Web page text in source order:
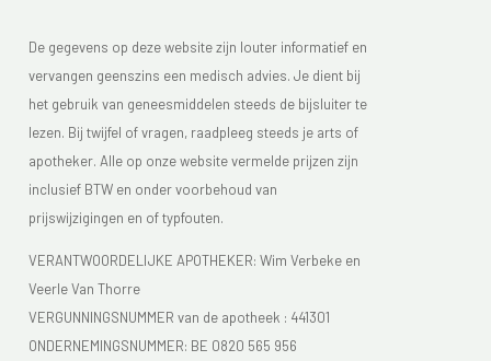
De gegevens op deze website zijn louter informatief en
vervangen geenszins een medisch advies. Je dient bij
het gebruik van geneesmiddelen steeds de bijsluiter te
lezen. Bij twijfel of vragen, raadpleeg steeds je arts of
apotheker. Alle op onze website vermelde prijzen zijn
inclusief BTW en onder voorbehoud van
prijswijzigingen en of typfouten.
VERANTWOORDELIJKE APOTHEKER: Wim Verbeke en
Veerle Van Thorre
VERGUNNINGSNUMMER van de apotheek : 441301
ONDERNEMINGSNUMMER: BE 0820 565 956